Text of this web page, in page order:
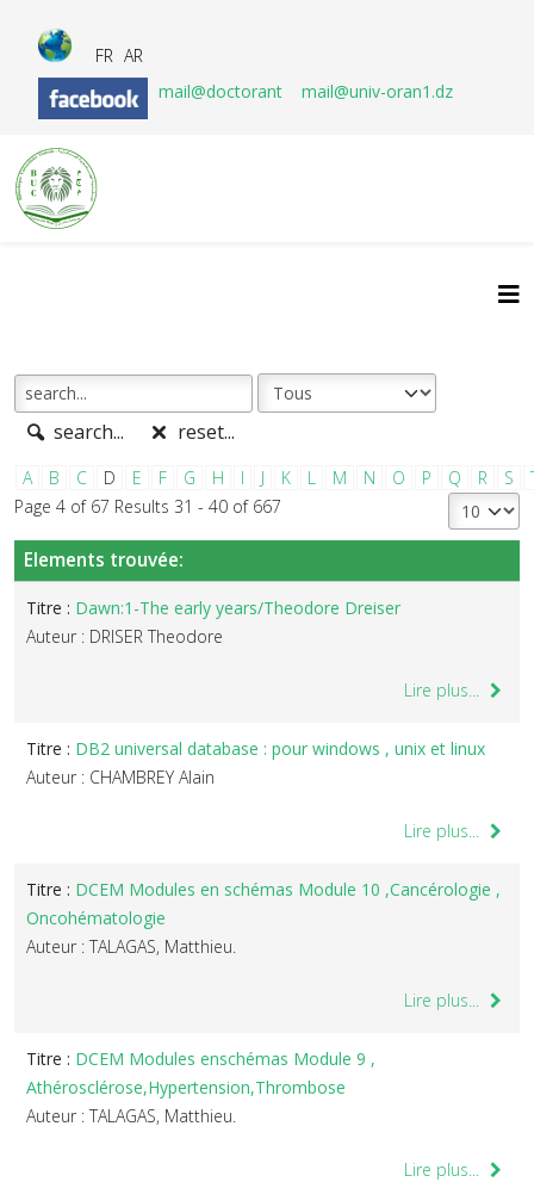
FR AR
mail@doctorant
mail@univ-oran1.dz
search... reset...
A B C D E F G H I J K L M N O P Q R S
Page 4 of 67 Results 31 - 40 of 667
Elements trouvée:
Titre : Dawn:1-The early years/Theodore Dreiser
Auteur : DRISER Theodore
Lire plus...
Titre : DB2 universal database : pour windows , unix et linux
Auteur : CHAMBREY Alain
Lire plus...
Titre : DCEM Modules en schémas Module 10 ,Cancérologie ,
Oncohématologie
Auteur : TALAGAS, Matthieu.
Lire plus...
Titre : DCEM Modules enschémas Module 9 ,
Athérosclérose,Hypertension,Thrombose
Auteur : TALAGAS, Matthieu.
Lire plus...